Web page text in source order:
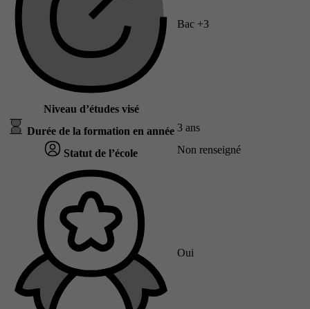
Niveau d’études visé
Bac +3
Durée de la formation en année 3 ans
Statut de l’école Non renseigné
Oui